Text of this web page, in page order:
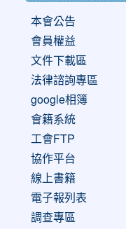
本會公告
會員權益
文件下載區
法律諮詢專區
google相簿
會籍系統
工會FTP
協作平台
線上書籍
電子報列表
調查專區